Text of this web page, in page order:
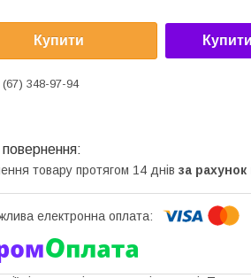
Купити
(67) 348-97-94
товару протягом 14 днів за